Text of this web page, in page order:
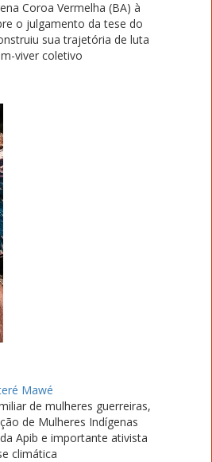
Coroa Vermelha (BA) à
o julgamento da tese do
sua trajetória de luta
viver coletivo
Mawé
de mulheres guerreiras,
de Mulheres Indígenas
Apib e importante ativista
climática